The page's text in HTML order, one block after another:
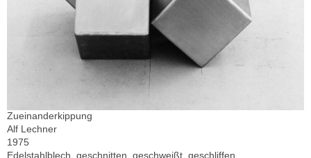
Zueinanderkippung
Alf Lechner
1975
Edelstahlblech, geschnitten, geschweißt, geschliffen